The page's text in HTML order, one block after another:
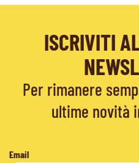
ISCRIVITI
Per rimanere
ultime novità
Email